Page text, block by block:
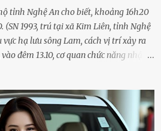
tỉnh Nghệ An cho biết, khoảng 16h20
(SN 1993, trú tại xã Kim Liên, tỉnh Nghệ
hạ lưu sông Lam, cách vị trí xảy ra
đêm 13.10, cơ quan chức năng nhận
theo 2 con gái nhỏ nhảy xuống
ngóng chờ thông tin tìm kiếm 3 bố
vụ nhảy cầu. Ảnh: Hải Dương Tại